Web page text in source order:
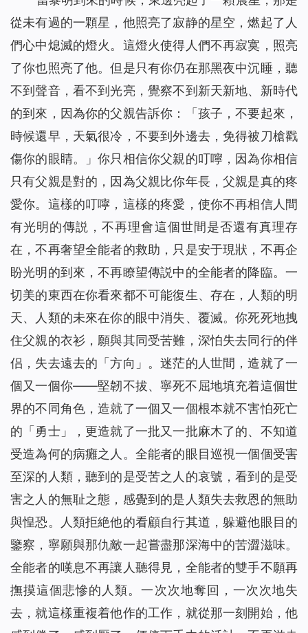
從未有過的一顆星，他照亮了寂静的星空，燃起了人
們心中熄滅的燈火。這燈火使得人們不再寂寞，照亮
了你也照亮了他。但是只有你仍在那黑夜中沉睡，聽
不到聲音，看不到光亮，覺察不到新天新地、新時代
的到來，因為你的父親告訴你：「孩子，不要起來，
時候還早，天氣很冷，不要到外邊去，免得被刀槍戳
傷你的眼睛。」你只相信你父親的叮嚀，因為你相信
只有父親是對的，因為父親比你年長，父親是真的疼
愛你。這樣的叮嚀，這樣的疼愛，使你不再相信人間
有光明的傳説，不再理會這個世間是否還有真理存
在，不再奢望全能者的救助，只是安于現狀，不再企
盼光明的到來，不再瞭望傳説中的全能者的降臨。一
切美的東西在你看來都不可能復生、存在，人類的明
天、人類的未來在你的眼中消失、覆滅。你死死地拽
住父親的衣衫，願與其同受苦難，深怕失去同行的伴
侣，失去遠去的「方向」。迷茫的人世間，造就了一
個又一個你——堅韌不拔、寧死不屈地填充着這個世
界的不同角色，造就了一個又一個根本就不害怕死亡
的「勇士」，更造就了一批又一批麻木了的、不知道
受造為何的病癱之人。全能者的眼目巡視一個個受害
至深的人類，聽到的是受苦之人的哀號，看到的是受
害之人的無耻之態，感覺到的是人類失去救恩的無助
與惶恐。人類拒絶他的看顧自行其道，躲避他眼目的
鑒察，寧願與那仇敵一起嘗盡那深海中的苦澀滋味。
全能者的嘆息不再讓人聽得見，全能者的雙手不願再
撫摸這個悲慘的人類。一次次地奪回，一次次地失
去，就這樣重複着他作的工作，就從那一刻開始，他